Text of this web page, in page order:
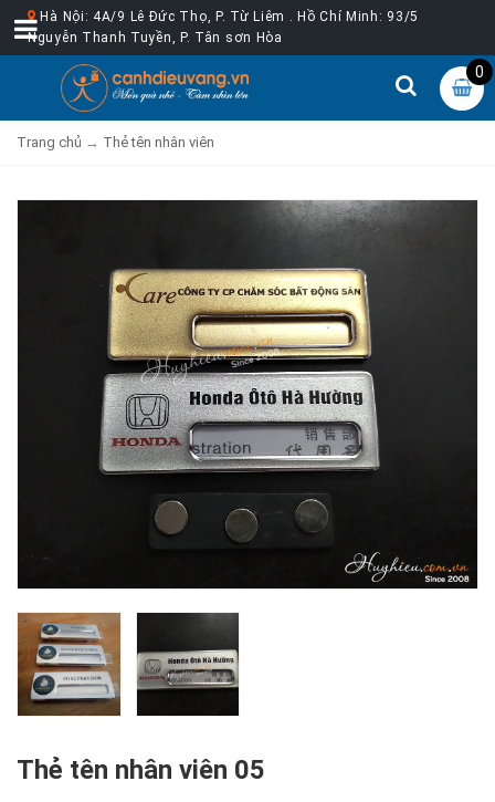
Hà Nội: 4A/9 Lê Đức Thọ, P. Từ Liêm . Hồ Chí Minh: 93/5
Nguyễn Thanh Tuyền, P. Tân sơn Hòa
0
Trang chủ → Thẻ tên nhân viên
Thẻ tên nhân viên 05